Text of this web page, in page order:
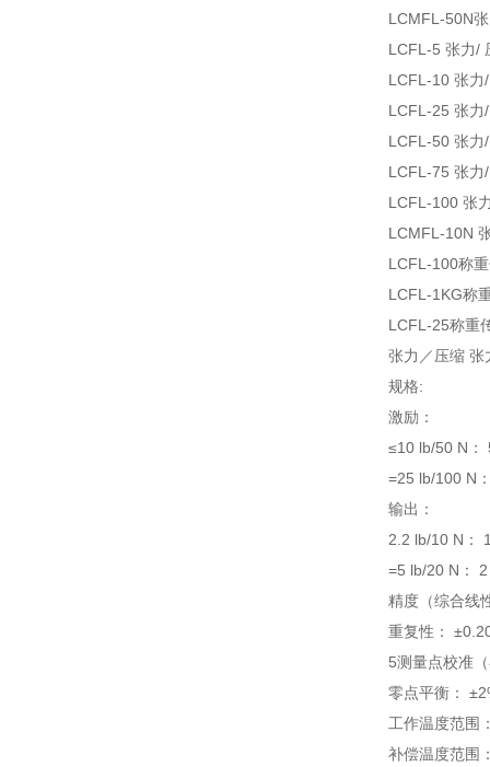
LCMFL-50N
LCFL-5 张力/
LCFL-10 张力
LCFL-25 张力
LCFL-50 张力
LCFL-75 张力
LCFL-100 张
LCMFL-10N
LCFL-100称
LCFL-1KG称
LCFL-25称重
张力／压缩
规格:
激励：
≤10 lb/50 N：
=25 lb/100 N
输出：
2.2 lb/10 N：
=5 lb/20 N：
精度（综合线
重复性：
5测量点校准
零点平衡：
工作温度范围
补偿温度范围